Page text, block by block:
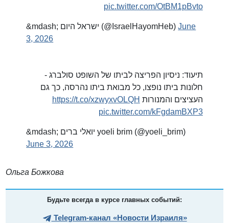
pic.twitter.com/OtBM1pBvto
&mdash; ישראל היום (@IsraelHayomHeb)June
3, 2026
תיעוד: ניסיון הפריצה לביתו של השופט סולברג -
חלונות ביתו נופצו, כל מבואת ביתו נהרסה, כך גם
העציצים והמנורות https://t.co/xzwyxvOLQH
pic.twitter.com/kFgdamBXP3
&mdash; יואלי ברים yoeli brim (@yoeli_brim)
June 3, 2026
Ольга Божкова
Будьте всегда в курсе главных событий:
Telegram-канал «Новости Израиля»